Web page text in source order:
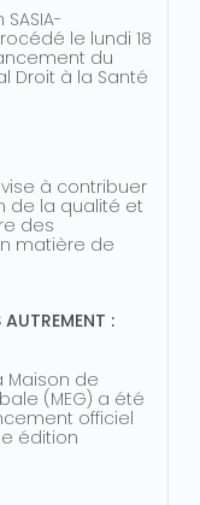
le lundi 18
du
Droit à la Santé
vise à contribuer
de la qualité et
des
matière de
:
Maison de
(MEG) a été
officiel
édition